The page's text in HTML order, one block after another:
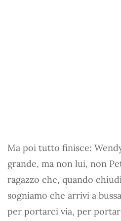
Ma poi tutto finisce:
grande, ma non lui, non
ragazzo che, quando
sogniamo che arrivi a
per portarci via, per